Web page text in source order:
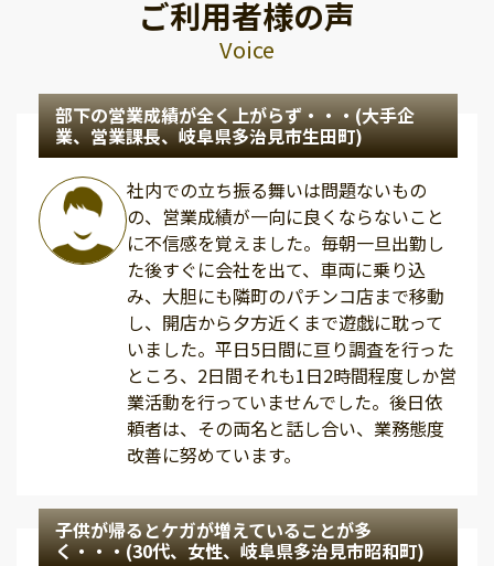
ご利用者様の声
Voice
部下の営業成績が全く上がらず・・・(大手企
業、営業課長、岐阜県多治見市生田町)
社内での立ち振る舞いは問題ないもの
の、営業成績が一向に良くならないこと
に不信感を覚えました。毎朝一旦出勤し
た後すぐに会社を出て、車両に乗り込
み、大胆にも隣町のパチンコ店まで移動
し、開店から夕方近くまで遊戯に耽って
いました。平日5日間に亘り調査を行った
ところ、2日間それも1日2時間程度しか営
業活動を行っていませんでした。後日依
頼者は、その両名と話し合い、業務態度
改善に努めています。
子供が帰るとケガが増えていることが多
く・・・(30代、女性、岐阜県多治見市昭和町)